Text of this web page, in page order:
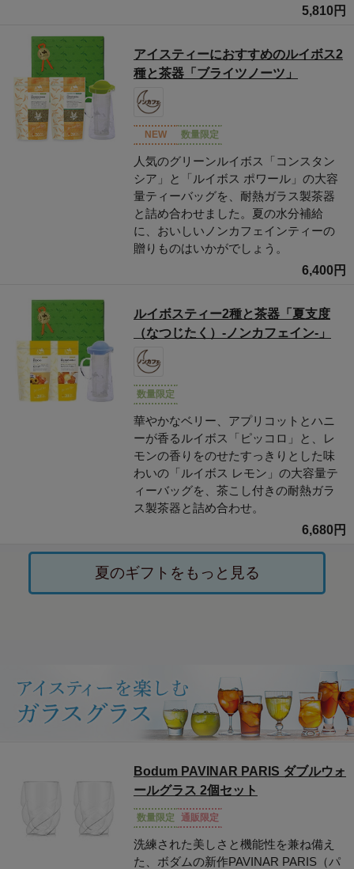
5,810円
アイスティーにおすすめのルイボス2
種と茶器「ブライツノーツ」
NEW 数量限定
人気のグリーンルイボス「コンスタン
シア」と「ルイボス ポワール」の大容
量ティーバッグを、耐熱ガラス製茶器
と詰め合わせました。夏の水分補給
に、おいしいノンカフェインティーの
贈りものはいかがでしょう。
6,400円
ルイボスティー2種と茶器「夏支度
（なつじたく）-ノンカフェイン-」
数量限定
華やかなベリー、アプリコットとハニ
ーが香るルイボス「ピッコロ」と、レ
モンの香りをのせたすっきりとした味
わいの「ルイボス レモン」の大容量テ
ィーバッグを、茶こし付きの耐熱ガラ
ス製茶器と詰め合わせ。
6,680円
夏のギフトをもっと見る
Bodum PAVINAR PARIS ダブルウォ
ールグラス 2個セット
数量限定 通販限定
洗練された美しさと機能性を兼ね備え
た、ボダムの新作PAVINAR PARIS（パ